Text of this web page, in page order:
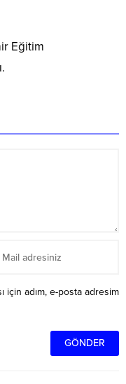
Eğitim
için adım, e-posta adresim